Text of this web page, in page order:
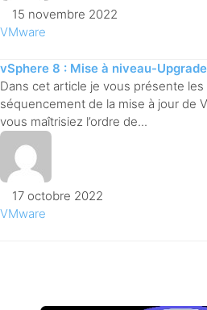
15 novembre 2022
VMware
vSphere 8 : Mise à niveau-Upgrade
Dans cet article je vous présente
séquencement de la mise à jour de
vous maîtrisiez l’ordre de...
17 octobre 2022
VMware